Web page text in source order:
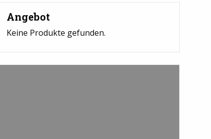
Angebot
Keine Produkte gefunden.